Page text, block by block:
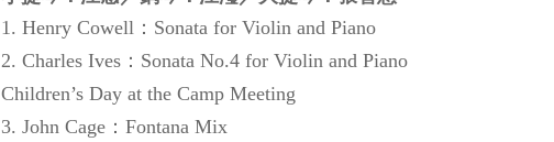
1. Henry Cowell ： Sonata for Violin and Piano
2. Charles Ives ： Sonata No.4 for Violin and Piano
Children’s Day at the Camp Meeting
3. John Cage ： Fontana Mix